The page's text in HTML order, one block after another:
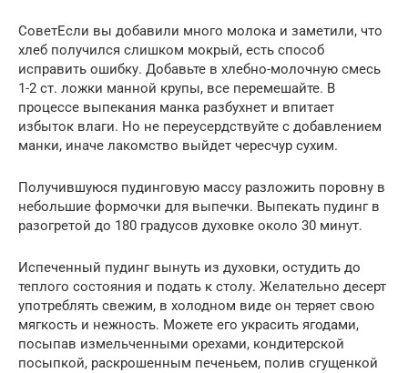
СоветЕсли вы добавили много молока и заметили, что
хлеб получился слишком мокрый, есть способ
исправить ошибку. Добавьте в хлебно-молочную смесь
1-2 ст. ложки манной крупы, все перемешайте. В
процессе выпекания манка разбухнет и впитает
избыток влаги. Но не переусердствуйте с добавлением
манки, иначе лакомство выйдет чересчур сухим.
Получившуюся пудинговую массу разложить поровну в
небольшие формочки для выпечки. Выпекать пудинг в
разогретой до 180 градусов духовке около 30 минут.
Испеченный пудинг вынуть из духовки, остудить до
теплого состояния и подать к столу. Желательно десерт
употреблять свежим, в холодном виде он теряет свою
мягкость и нежность. Можете его украсить ягодами,
посыпав измельченными орехами, кондитерской
посыпкой, раскрошенным печеньем, полив сгущенкой